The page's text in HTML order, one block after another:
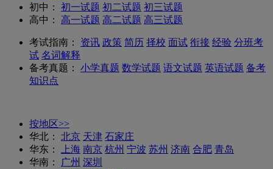
初中：
初一试题 初二试题 初三试题
高中：
高一试题 高二试题 高三试题
考试指南： 资讯 政策 简历 择校 面试 衔接 经验 分班考
试 名词解释
备考真题：
小学真题 数学试题 语文试题 英语试题 备考
知识点
按地区>>
华北：
北京 天津 石家庄
华东：
上海 南京 杭州 宁波 苏州 济南 合肥 青岛
华南：
广州 深圳